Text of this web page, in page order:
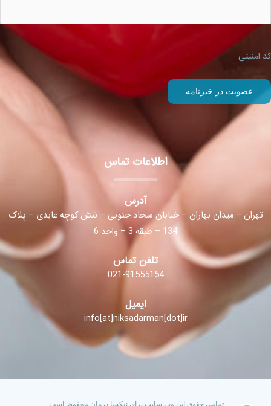
کد امنیتی
اطلاعات تماس
آدرس
تهران – میدان بهاران – خیابان سجاد جنوبی – نبش کوچه عابدی – پلاک
134 – طبقه 3 – واحد 6
تلفن تماس
021-91555154
ایمیل
info[at]niksadarman[dot]ir
تمامی حقوق این وب سایت برای نیکسا درمان محفوظ است.